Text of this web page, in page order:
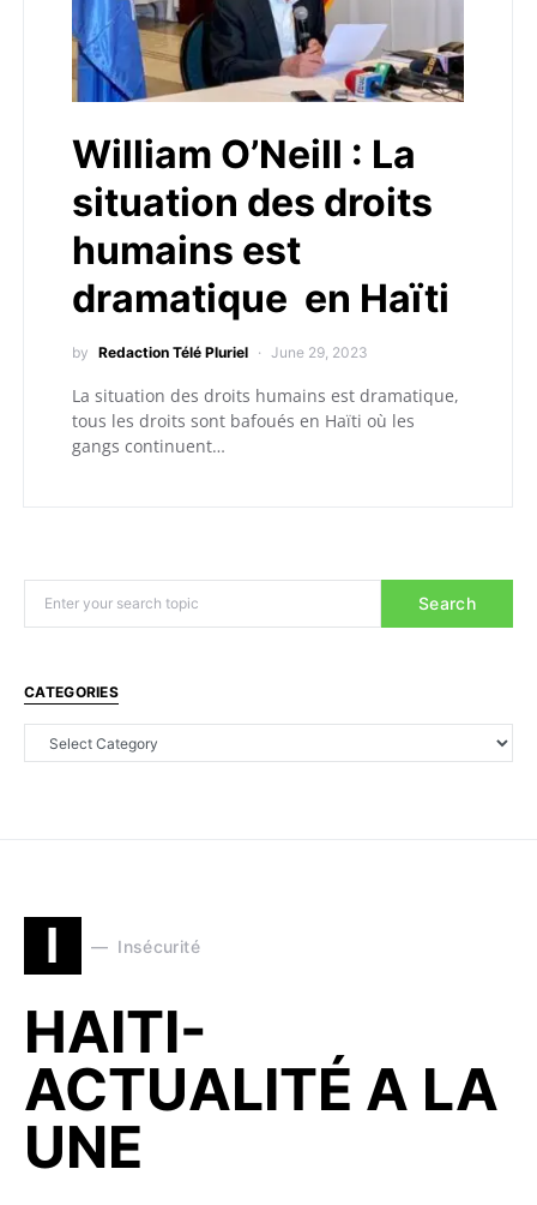
William O’Neill : La
situation des droits
humains est
dramatique en Haïti
by Redaction Télé Pluriel June 29, 2023
La situation des droits humains est dramatique,
tous les droits sont bafoués en Haïti où les
gangs continuent…
Search
CATEGORIES
I Insécurité
HAITI-
ACTUALITÉ A LA
UNE